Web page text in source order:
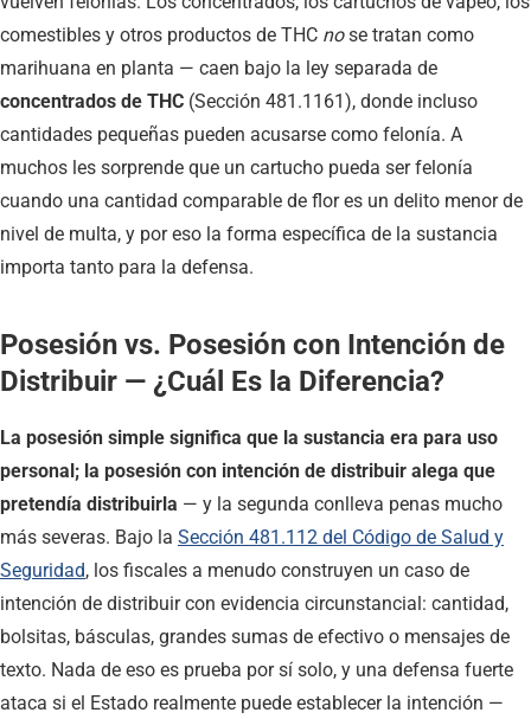
comestibles y otros productos de THC nose tratan como
marihuana en planta — caen bajo la ley separada de
concentrados de THC (Sección 481.1161), donde incluso
cantidades pequeñas pueden acusarse como felonía. A
muchos les sorprende que un cartucho pueda ser felonía
cuando una cantidad comparable de flor es un delito menor de
nivel de multa, y por eso la forma específica de la sustancia
importa tanto para la defensa.
Posesión vs. Posesión con Intención de
Distribuir — ¿Cuál Es la Diferencia?
La posesión simple significa que la sustancia era para uso
personal; la posesión con intención de distribuir alega que
pretendía distribuirla — y la segunda conlleva penas mucho
más severas. Bajo la Sección 481.112 del Código de Salud y
Seguridad, los fiscales a menudo construyen un caso de
intención de distribuir con evidencia circunstancial: cantidad,
bolsitas, básculas, grandes sumas de efectivo o mensajes de
texto. Nada de eso es prueba por sí solo, y una defensa fuerte
ataca si el Estado realmente puede establecer la intención —